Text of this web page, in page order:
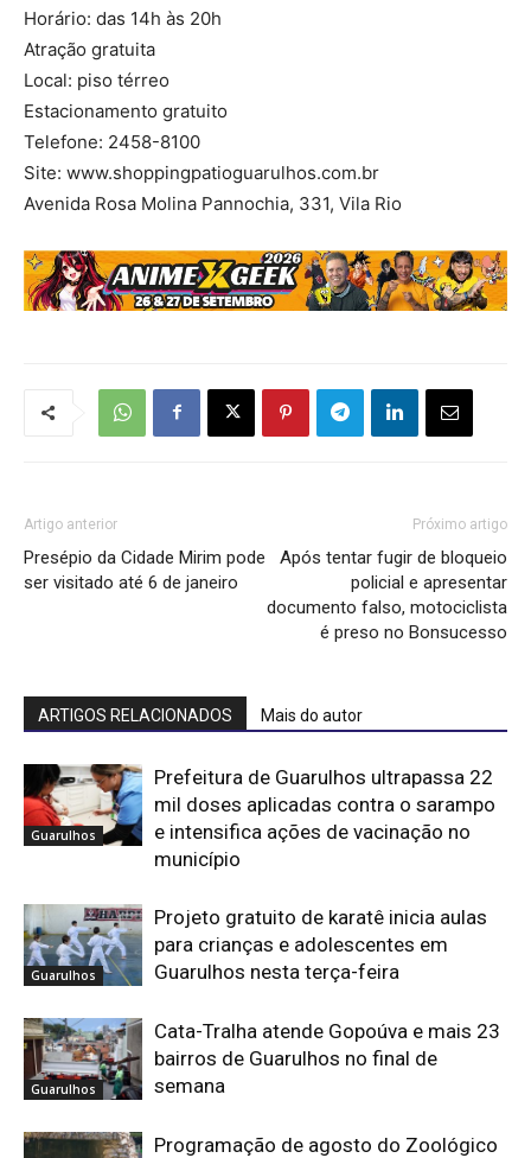
Horário: das 14h às 20h
Atração gratuita
Local: piso térreo
Estacionamento gratuito
Telefone: 2458-8100
Site: www.shoppingpatioguarulhos.com.br
Avenida Rosa Molina Pannochia, 331, Vila Rio
Artigo anterior
Presépio da Cidade Mirim pode
ser visitado até 6 de janeiro
Próximo artigo
Após tentar fugir de bloqueio
policial e apresentar
documento falso, motociclista
é preso no Bonsucesso
ARTIGOS RELACIONADOS Mais do autor
Guarulhos
Prefeitura de Guarulhos ultrapassa 22
mil doses aplicadas contra o sarampo
e intensifica ações de vacinação no
município
Guarulhos
Projeto gratuito de karatê inicia aulas
para crianças e adolescentes em
Guarulhos nesta terça-feira
Guarulhos
Cata-Tralha atende Gopoúva e mais 23
bairros de Guarulhos no final de
semana
Programação de agosto do Zoológico